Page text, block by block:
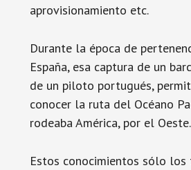
aprovisionamiento etc.
Durante la época de
España, esa captura de un
de un piloto portugués,
conocer la ruta del Océano
rodeaba América, por el Oeste.
Estos conocimientos sólo los